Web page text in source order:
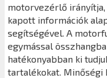
motorvezérlő
kapott információk
segítségével. A
egymással
hatékonyabban ki
tartalékokat. Minőségi